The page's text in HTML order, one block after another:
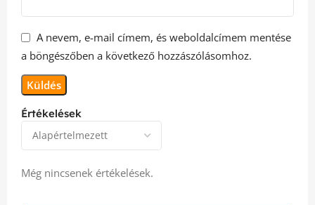
Értékelések
Még nincsenek értékelések.
A nevem, e-mail címem, és weboldalcímem mentése
a böngészőben a következő hozzászólásomhoz.